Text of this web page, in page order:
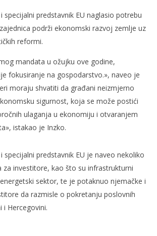
veće investiranje u Bosnu i
specijalni predstavnik EU naglasio potrebu
podrži ekonomski razvoj zemlje uz
reformi.
mandata u ožujku ove godine,
fokusiranje na gospodarstvo.», naveo je
moraju shvatiti da građani neizmjerno
sigurnost, koja se može postići
ulaganja u ekonomiju i otvaranjem
istakao je Inzko.
specijalni predstavnik EU je naveo nekoliko
za investitore, kao što su infrastrukturni
sektor, te je potaknuo njemačke i
da razmisle o pokretanju poslovnih
i Hercegovini.